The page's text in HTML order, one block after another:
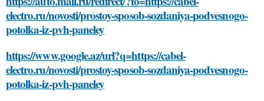
electro.ru/novosti/prostoy-sposob-sozdaniya-podvesnogo-
potolka-iz-pvh-paneley
https://www.google.az/url?q=https://cabel-
electro.ru/novosti/prostoy-sposob-sozdaniya-podvesnogo-
potolka-iz-pvh-paneley